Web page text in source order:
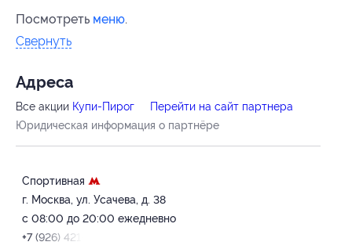
Посмотреть меню.
Свернуть
Адресa
Все акции Купи-Пирог
Перейти на сайт партнера
Юридическая информация о партнёре
Спортивная
г. Москва, ул. Усачева, д. 38
с 08:00 до 20:00 ежедневно
+7 (926) 421-68-79